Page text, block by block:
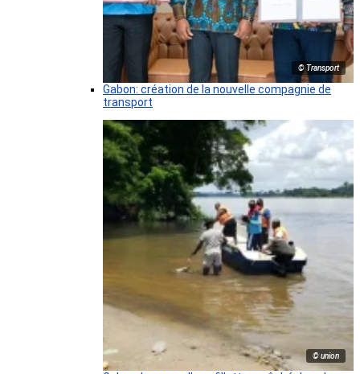
© Transport
Gabon: création de la nouvelle compagnie de
transport
© union